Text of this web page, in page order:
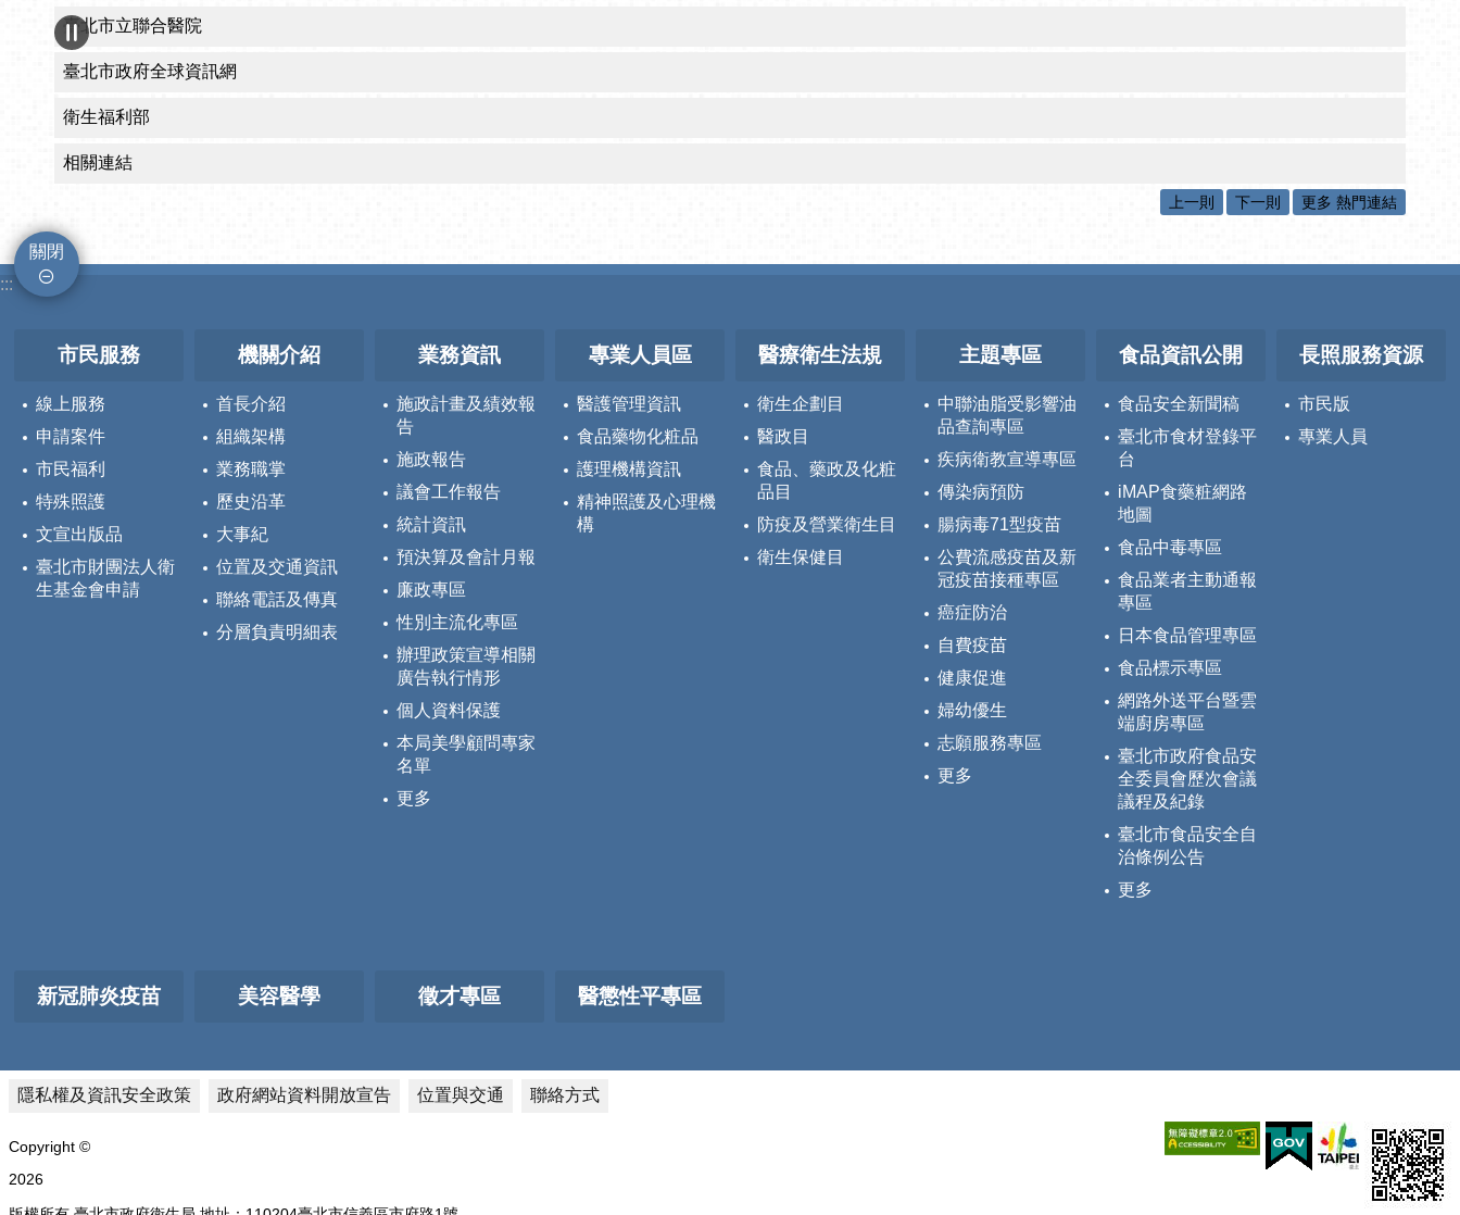
臺北市立聯合醫院
臺北市政府全球資訊網
衛生福利部
相關連結
上一則 下一則 更多 熱門連結
關閉
:::
市民服務
線上服務
申請案件
市民福利
特殊照護
文宣出版品
臺北市財團法人衛
生基金會申請
機關介紹
首長介紹
組織架構
業務職掌
歷史沿革
大事紀
位置及交通資訊
聯絡電話及傳真
分層負責明細表
業務資訊
施政計畫及績效報
告
施政報告
議會工作報告
統計資訊
預決算及會計月報
廉政專區
性別主流化專區
辦理政策宣導相關
廣告執行情形
個人資料保護
本局美學顧問專家
名單
更多
專業人員區
醫護管理資訊
食品藥物化粧品
護理機構資訊
精神照護及心理機
構
醫療衛生法規
衛生企劃目
醫政目
食品、藥政及化粧
品目
防疫及營業衛生目
衛生保健目
主題專區
中聯油脂受影響油
品查詢專區
疾病衛教宣導專區
傳染病預防
腸病毒71型疫苗
公費流感疫苗及新
冠疫苗接種專區
癌症防治
自費疫苗
健康促進
婦幼優生
志願服務專區
更多
食品資訊公開
食品安全新聞稿
臺北市食材登錄平
台
iMAP食藥粧網路
地圖
食品中毒專區
食品業者主動通報
專區
日本食品管理專區
食品標示專區
網路外送平台暨雲
端廚房專區
臺北市政府食品安
全委員會歷次會議
議程及紀錄
臺北市食品安全自
治條例公告
更多
長照服務資源
市民版
專業人員
新冠肺炎疫苗 美容醫學 徵才專區 醫懲性平專區
隱私權及資訊安全政策 政府網站資料開放宣告 位置與交通 聯絡方式
Copyright ©
2026